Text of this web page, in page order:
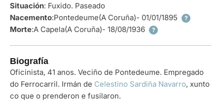
Situación: Fuxido. Paseado
Nacemento:Pontedeume(A Coruña)- 01/01/1895 ?
Morte:A Capela(A Coruña)- 18/08/1936 ?
Biografía
Oficinista, 41 anos. Veciño de Pontedeume. Empregado
do Ferrocarril. Irmán de Celestino Sardiña Navarro, xunto
co que o prenderon e fusilaron.